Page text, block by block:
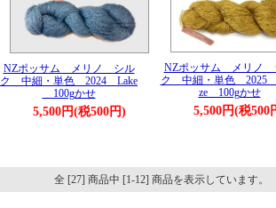
NZポッサム メリノ シル
ク 中細・単色 2024 Lake
100gかせ
5,500円(税500円)
NZポッサム メリノ
ク 中細・単色 2025
ze 100gかせ
5,500円(税500
全 [27] 商品中 [1-12] 商品を表示しています。